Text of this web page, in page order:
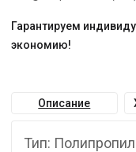
Гарантируем
экономию!
Описание
Тип: